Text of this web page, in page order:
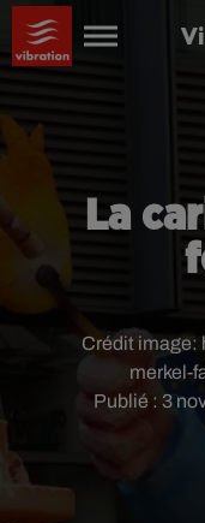
La
Publié : 3
Crédit image:
merkel-